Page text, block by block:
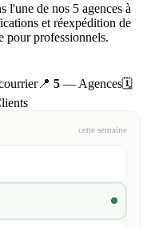
l'une de nos 5 agences à
et réexpédition de
professionnels.
📍 5 — Agences🗓️
cette semaine